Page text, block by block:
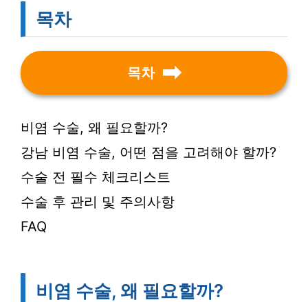
목차
목차
비염 수술, 왜 필요할까?
강남 비염 수술, 어떤 점을 고려해야 할까?
수술 전 필수 체크리스트
수술 후 관리 및 주의사항
FAQ
비염 수술, 왜 필요할까?